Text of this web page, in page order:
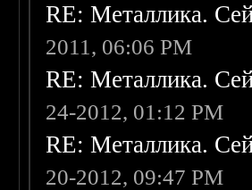
RE: Металлика.
2011, 06:06 PM
RE: Металлика.
24-2012, 01:12 PM
RE: Металлика.
20-2012, 09:47 PM